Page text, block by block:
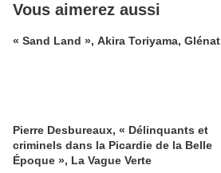
Vous aimerez aussi
« Sand Land », Akira Toriyama, Glénat
Pierre Desbureaux, « Délinquants et
criminels dans la Picardie de la Belle
Époque », La Vague Verte